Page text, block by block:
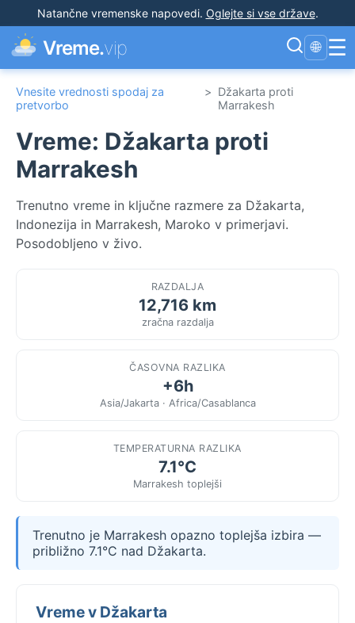
Natančne vremenske napovedi. Oglejte si vse države.
Vreme.vip 🌐 ☰
Vnesite vrednosti spodaj za
pretvorbo
> Džakarta proti
Marrakesh
Vreme: Džakarta proti
Marrakesh
Trenutno vreme in ključne razmere za Džakarta,
Indonezija in Marrakesh, Maroko v primerjavi.
Posodobljeno v živo.
RAZDALJA
12,716 km
zračna razdalja
ČASOVNA RAZLIKA
+6h
Asia/Jakarta · Africa/Casablanca
TEMPERATURNA RAZLIKA
7.1°C
Marrakesh toplejši
Trenutno je Marrakesh opazno toplejša izbira —
približno 7.1°C nad Džakarta.
Vreme v Džakarta